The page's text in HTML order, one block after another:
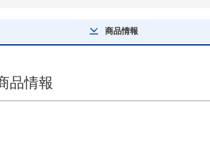
商品情報
品情報